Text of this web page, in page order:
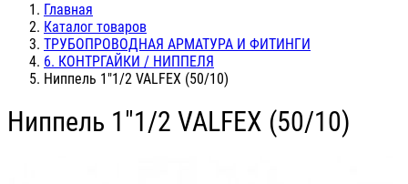
Главная
Каталог товаров
ТРУБОПРОВОДНАЯ АРМАТУРА И ФИТИНГИ
6. КОНТРГАЙКИ / НИППЕЛЯ
Ниппель 1"1/2 VALFEX (50/10)
Ниппель 1"1/2 VALFEX (50/10)